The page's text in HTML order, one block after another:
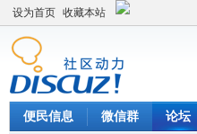
设为首页 收藏本站
便民信息 微信群 论坛